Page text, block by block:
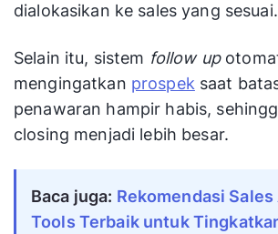
dialokasikan ke sales yang sesuai.
Selain itu, sistem follow up
mengingatkan prospek saat
penawaran hampir habis,
closing menjadi lebih besar.
Baca juga: Rekomendasi
Tools Terbaik untuk